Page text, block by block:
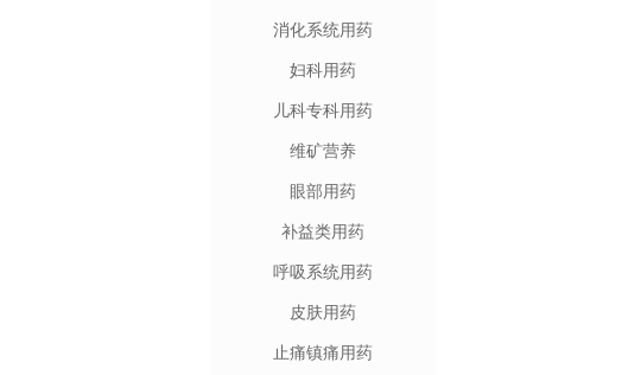
消化系统用药
妇科用药
儿科专科用药
维矿营养
眼部用药
补益类用药
呼吸系统用药
皮肤用药
止痛镇痛用药